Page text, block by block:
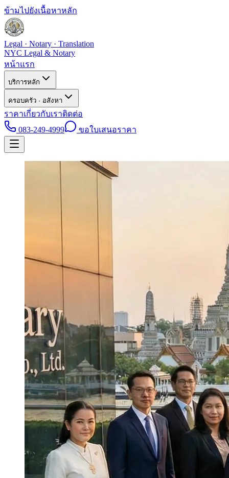
ข้ามไปยังเนื้อหาหลัก
Legal · Notary · Translation
NYC Legal & Notary
หน้าแรก
บริการหลัก
ครอบครัว · อสังหา
ราคาเกี่ยวกับเราติดต่อ
083-249-4999
ขอใบเสนอราคา